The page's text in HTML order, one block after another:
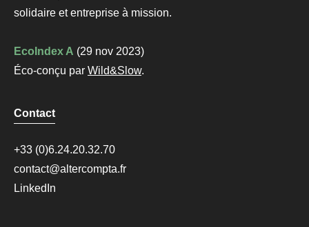
solidaire etentreprise à mission.
EcoIndex A (29 nov 2023)
Éco-conçu par Wild&Slow.
Contact
+33 (0)6.24.20.32.70
contact@altercompta.fr
LinkedIn